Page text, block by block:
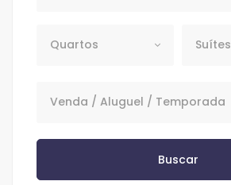
Quartos Suítes
Venda / Aluguel / Temporada
Venda / Aluguel / Temporada
Buscar